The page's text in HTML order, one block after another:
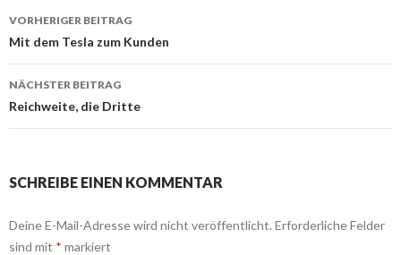
Beitrags-
Navigation
VORHERIGER BEITRAG
Mit dem Tesla zum Kunden
NÄCHSTER BEITRAG
Reichweite, die Dritte
SCHREIBE EINEN KOMMENTAR
Deine E-Mail-Adresse wird nicht veröffentlicht. Erforderliche Felder
sind mit * markiert